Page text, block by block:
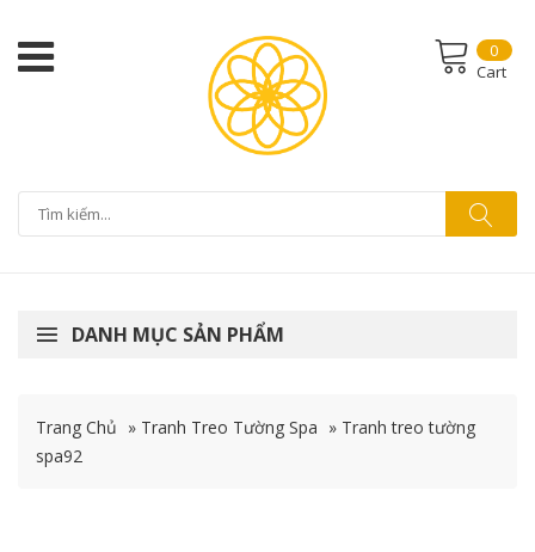
0
Cart
DANH MỤC SẢN PHẨM
Trang Chủ » Tranh Treo Tường Spa » Tranh treo tường
spa92